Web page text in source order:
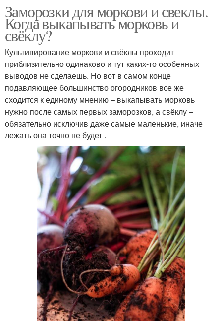
Заморозки для моркови и свеклы.
Когда выкапывать морковь и
свёклу?
Культивирование моркови и свёклы проходит
приблизительно одинаково и тут каких-то особенных
выводов не сделаешь. Но вот в самом конце
подавляющее большинство огородников все же
сходится к единому мнению – выкапывать морковь
нужно после самых первых заморозков, а свёклу –
обязательно исключив даже самые маленькие, иначе
лежать она точно не будет .